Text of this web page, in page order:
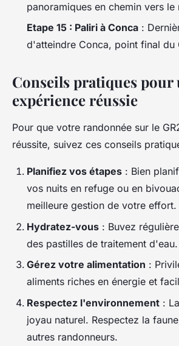
panoramiques en chemin vers le
Etape 15 : Paliri à Conca :
d'atteindre Conca, point final du
Conseils pratiques pour
expérience réussie
Pour que votre randonnée sur le
réussite, suivez ces conseils
Planifiez vos étapes : Bien
vos nuits en refuge ou en
meilleure gestion de votre effort.
Hydratez-vous : Buvez
des pastilles de traitement d'eau.
Gérez votre alimentation :
aliments riches en énergie et
Respectez l'environnement :
joyau naturel. Respectez la
autres randonneurs.